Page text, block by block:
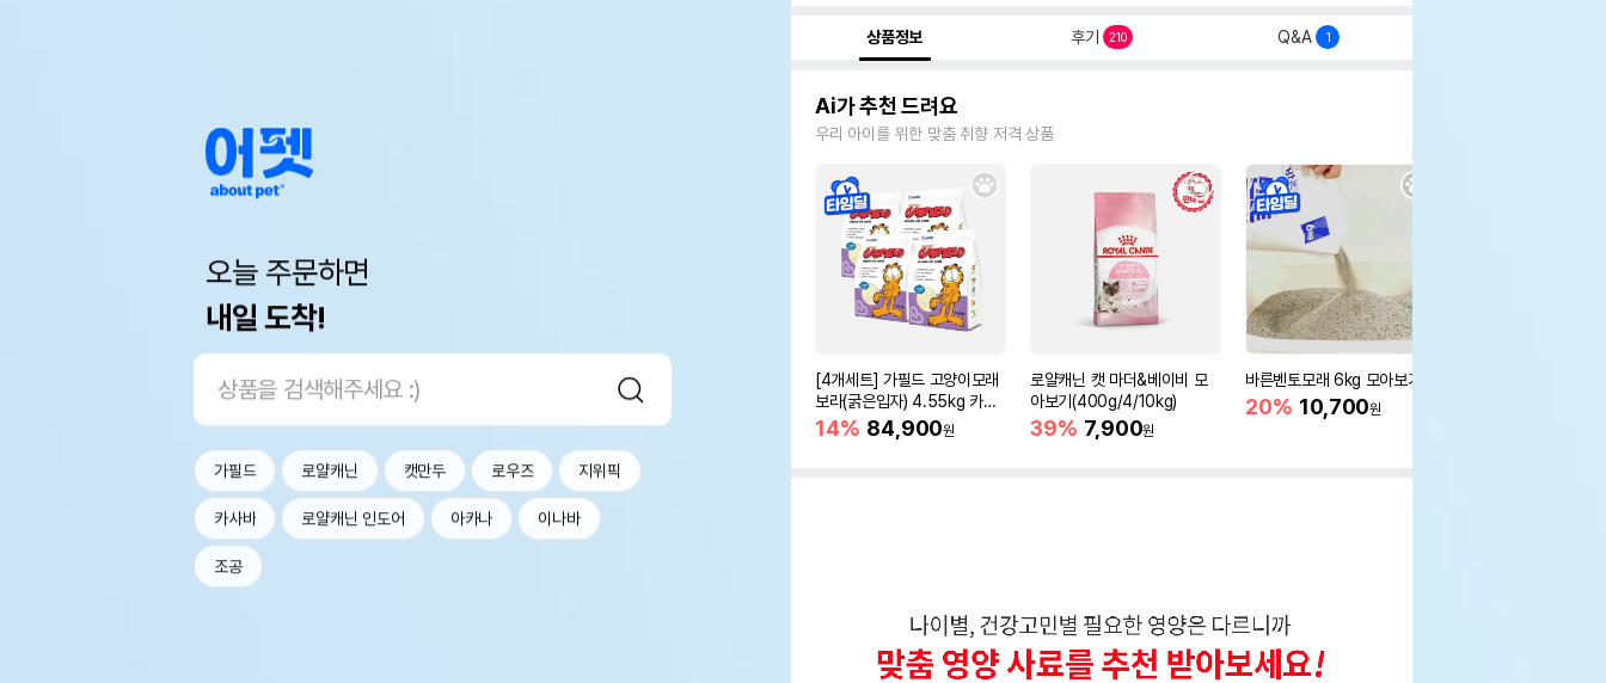
오늘 주문하면
내일 도착!
가필드 로얄캐닌 캣만두 로우즈 지위픽
카사바 로얄캐닌 인도어 아카나 이나바
조공
상품정보 후기 210 Q&A 1
Ai가 추천 드려요
우리 아이를 위한 맞춤 취향 저격 상품
[4개세트] 가필드 고양이모래
보라(굵은입자) 4.55kg 카사
바모래
14% 84,900원
로얄캐닌 캣 마더&베이비 모
아보기(400g/4/10kg)
39% 7,900원
바른벤토모래 6kg 모아보기
20% 10,700원